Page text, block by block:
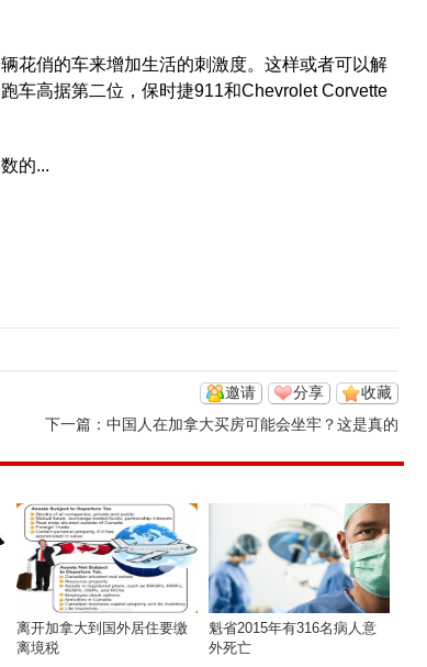
花俏的车来增加生活的刺激度。这样或者可以解
车高据第二位，保时捷911和Chevrolet Corvette
的...
收藏
分享
邀请
下一篇： 中国人在加拿大买房可能会坐牢？这是真的
离开加拿大到国外居住要缴
离境税
魁省2015年有316名病人意
外死亡